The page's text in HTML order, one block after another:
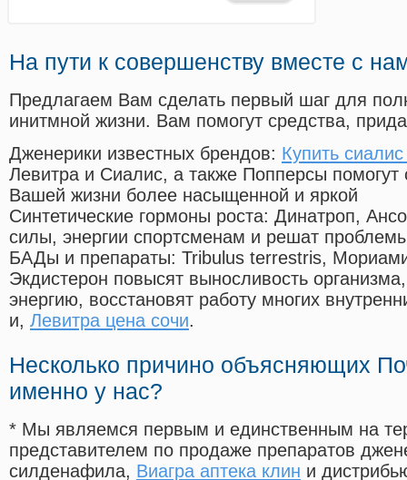
На пути к совершенству вместе с
Предлагаем Вам сделать первый шаг для
инитмной жизни. Вам помогут средства,
Дженерики известных брендов: Купить
Левитра и Сиалис, а также Попперсы помогут
Вашей жизни более насыщенной и яркой
Синтетические гормоны роста: Динатроп,
силы, энергии спортсменам и решат
БАДы и препараты: Tribulus terrestris,
Экдистерон повысят выносливость
энергию, восстановят работу многих
и, Левитра цена сочи.
Несколько причино объясняющих
именно у нас?
* Мы являемся первым и единственным на
представителем по продаже препаратов
силденафила, Виагра аптека клин и